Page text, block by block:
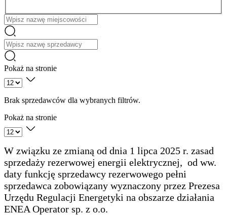
Nazwa
Pokaż na stronie
Brak sprzedawców dla wybranych filtrów.
Pokaż na stronie
W związku ze zmianą od dnia 1 lipca 2025 r. zasad
sprzedaży rezerwowej energii elektrycznej, od ww.
daty funkcję sprzedawcy rezerwowego pełni
sprzedawca zobowiązany wyznaczony przez Prezesa
Urzędu Regulacji Energetyki na obszarze działania
ENEA Operator sp. z o.o.